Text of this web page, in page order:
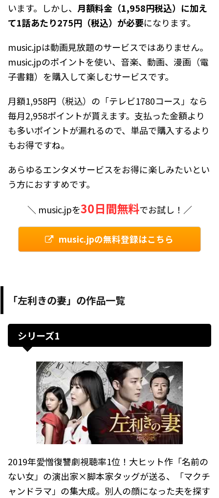
います。しかし、 月額料金（1,958円税込）に加え
て1話あたり275円（税込）が必要になります。
music.jpは動画見放題のサービスではありません。
music.jpのポイントを使い、音楽、動画、漫画（電
子書籍）を購入して楽しむサービスです。
月額1,958円（税込）の「テレビ1780コース」なら
毎月2,958ポイントが貰えます。支払った金額より
も多いポイントが漏れるので、単品で購入するより
もお得ですね。
あらゆるエンタメサービスをお得に楽しみたいとい
う方におすすめです。
＼ music.jpを30日間無料でお試し！／
music.jpの無料登録はこちら
「左利きの妻」の作品一覧
シリーズ1
2019年愛憎復讐劇視聴率1位！大ヒット作「名前の
ない女」の演出家×脚本家タッグが送る、「マクチ
ャンドラマ」の集大成。別人の顔になった夫を探す